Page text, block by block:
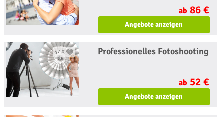
ab 86 €
Angebote anzeigen
448 Professionelles Fotoshooting
ab 52 €
Angebote anzeigen